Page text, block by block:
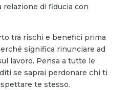
relazione di fiducia con
tra rischi e benefici prima
significa rinunciare ad
lavoro. Pensa a tutte le
se saprai perdonare chi ti
te stesso.